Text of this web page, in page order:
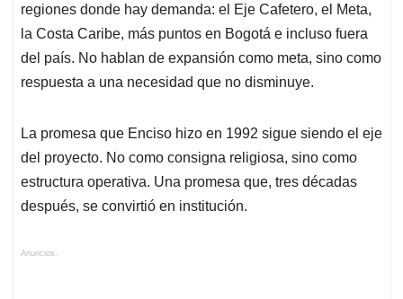
regiones donde hay demanda: el Eje Cafetero, el Meta,
la Costa Caribe, más puntos en Bogotá e incluso fuera
del país. No hablan de expansión como meta, sino como
respuesta a una necesidad que no disminuye.
La promesa que Enciso hizo en 1992 sigue siendo el eje
del proyecto. No como consigna religiosa, sino como
estructura operativa. Una promesa que, tres décadas
después, se convirtió en institución.
Anuncios.